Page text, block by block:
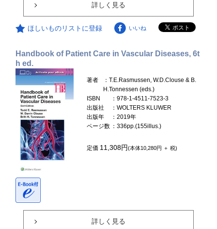
詳しく見る
ほしいものリストに登録 いいね
Handbook of Patient Care in Vascular Diseases, 6t
h ed.
著者
：T.E.Rasmussen, W.D.Clouse & B.
H.Tonnessen (eds.)
ISBN
：978-1-4511-7523-3
出版社
：WOLTERS KLUWER
出版年
：2019年
ページ数 ：336pp.(155illus.)
定価 11,308円(本体10,280円 ＋ 税)
詳しく見る